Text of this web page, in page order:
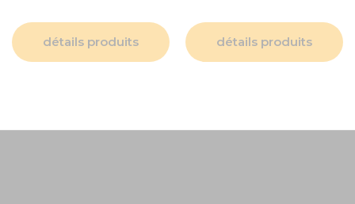
détails produits détails produits